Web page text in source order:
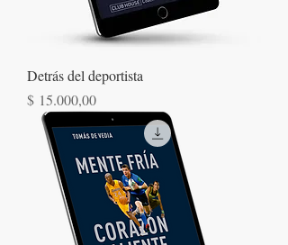
Detrás del deportista
Precio
$ 15.000,00